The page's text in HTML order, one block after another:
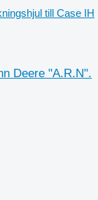
till Case IH
Deere "A.R.N".